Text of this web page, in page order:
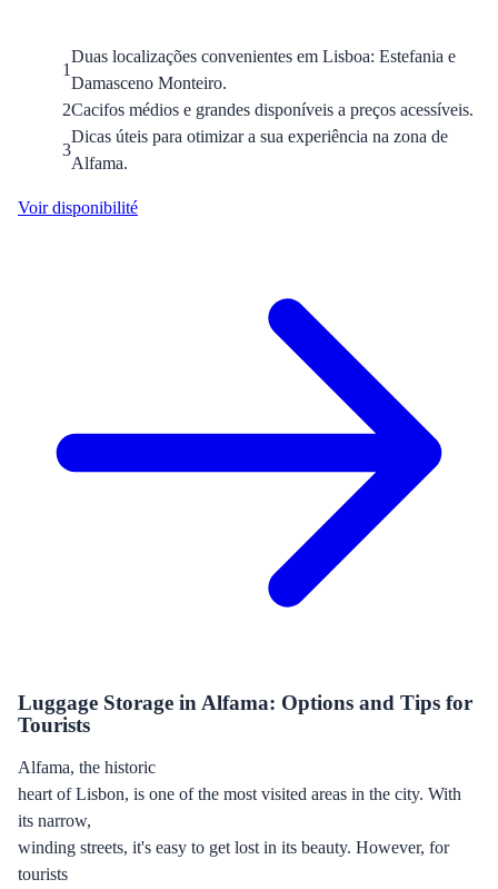
1
Duas localizações convenientes em Lisboa: Estefania e
Damasceno Monteiro.
2Cacifos médios e grandes disponíveis a preços acessíveis.
3
Dicas úteis para otimizar a sua experiência na zona de
Alfama.
Voir disponibilité
Luggage Storage in Alfama: Options and Tips for
Tourists
Alfama, the historic
heart of Lisbon, is one of the most visited areas in the city. With
its narrow,
winding streets, it's easy to get lost in its beauty. However, for
tourists